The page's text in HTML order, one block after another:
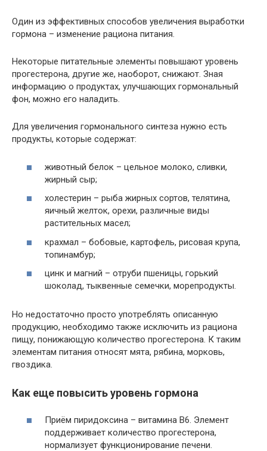
Один из эффективных способов увеличения выработки
гормона – изменение рациона питания.
Некоторые питательные элементы повышают уровень
прогестерона, другие же, наоборот, снижают. Зная
информацию о продуктах, улучшающих гормональный
фон, можно его наладить.
Для увеличения гормонального синтеза нужно есть
продукты, которые содержат:
животный белок – цельное молоко, сливки,
жирный сыр;
холестерин – рыба жирных сортов, телятина,
яичный желток, орехи, различные виды
растительных масел;
крахмал – бобовые, картофель, рисовая крупа,
топинамбур;
цинк и магний – отруби пшеницы, горький
шоколад, тыквенные семечки, морепродукты.
Но недостаточно просто употреблять описанную
продукцию, необходимо также исключить из рациона
пищу, понижающую количество прогестерона. К таким
элементам питания относят мята, рябина, морковь,
гвоздика.
Как еще повысить уровень гормона
Приём пиридоксина – витамина В6. Элемент
поддерживает количество прогестерона,
нормализует функционирование печени.